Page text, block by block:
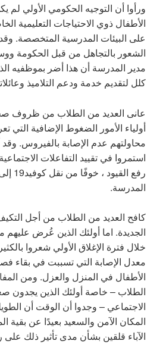
ورأوا أن التوجيه الحكومي الأولي لم
الأطفال ذوي الاحتياجات التعليمية
على البيئات المدرسية المتخصصة.
الشعور بالتجاهل من قبل الحكومة
مدير المدرسة أن هذا أضر بموظفيه
كلل لتقديم خدمة ودعم التلاميذ
عانى العديد من الطلاب من ظروف
أولياء الأمور الضغوط الإضافية التي
محاولتهم عدم الإصابة بالفيروس. وقد
استمروا في تقييد التفاعلات
رفع
المدرسة.
كافح العديد من الطلاب من أجل
الجديدة. اما أولئك الذين عُرض
خلال فترة الإغلاق الأولي شعروا
معدل الإصابة التي تسببت في بقاء
الأطفال في المنزل والعزل. ومن
الطلاب – خاصة أولئك الذين يجدون
الاجتماعي – وجدوا أن الوقت أن
المكان الآمن والسعيد بعيدًا عن بقية
الآباء قلقين بشأن مدى تأثير ذلك على